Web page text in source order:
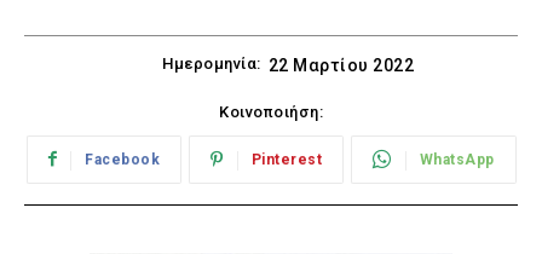
Ημερομηνία: 22 Μαρτίου 2022
Κοινοποιήση:
Facebook Pinterest WhatsApp